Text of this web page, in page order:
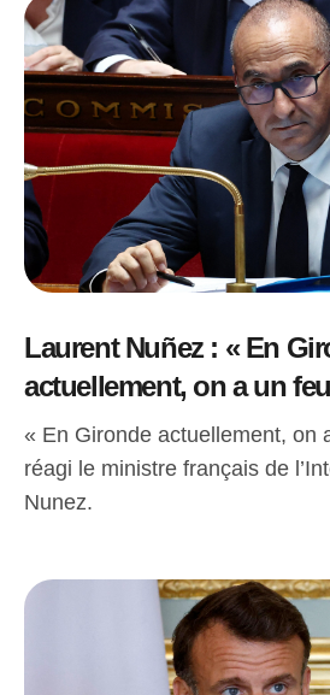
Laurent Nuñez : « En
actuellement, on a un
« En Gironde actuellement, on
réagi le ministre français de
Nunez.